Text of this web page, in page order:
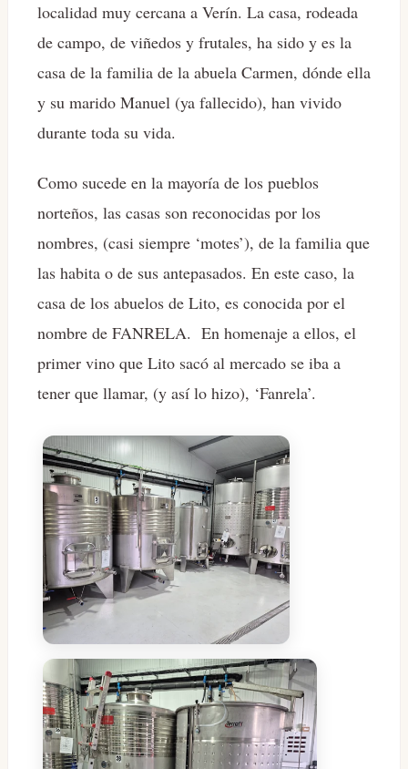
localidad muy cercana a Verín. La casa, rodeada
de campo, de viñedos y frutales, ha sido y es la
casa de la familia de la abuela Carmen, dónde ella
y su marido Manuel (ya fallecido), han vivido
durante toda su vida.
Como sucede en la mayoría de los pueblos
norteños, las casas son reconocidas por los
nombres, (casi siempre ‘motes’), de la familia que
las habita o de sus antepasados. En este caso, la
casa de los abuelos de Lito, es conocida por el
nombre de FANRELA. En homenaje a ellos, el
primer vino que Lito sacó al mercado se iba a
tener que llamar, (y así lo hizo), ‘Fanrela’.